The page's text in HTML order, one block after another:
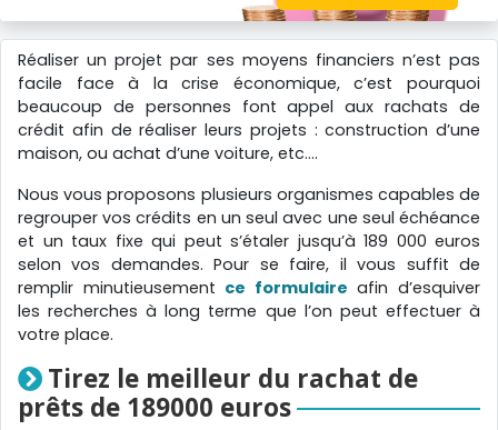
Réaliser un projet par ses moyens financiers n’est pas
facile face à la crise économique, c’est pourquoi
beaucoup de personnes font appel aux rachats de
crédit afin de réaliser leurs projets : construction d’une
maison, ou achat d’une voiture, etc….
Nous vous proposons plusieurs organismes capables de
regrouper vos crédits en un seul avec une seul échéance
et un taux fixe qui peut s’étaler jusqu’à 189 000 euros
selon vos demandes. Pour se faire, il vous suffit de
remplir minutieusement ce formulaire afin d’esquiver
les recherches à long terme que l’on peut effectuer à
votre place.
Tirez le meilleur du rachat de
prêts de 189000 euros